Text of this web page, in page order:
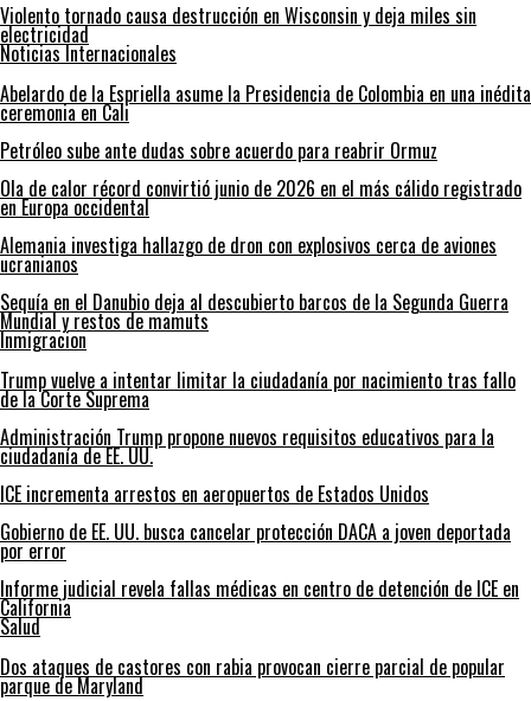
Violento tornado causa destrucción en Wisconsin y deja miles sin
electricidad
Noticias Internacionales
Abelardo de la Espriella asume la Presidencia de Colombia en una inédita
ceremonia en Cali
Petróleo sube ante dudas sobre acuerdo para reabrir Ormuz
Ola de calor récord convirtió junio de 2026 en el más cálido registrado
en Europa occidental
Alemania investiga hallazgo de dron con explosivos cerca de aviones
ucranianos
Sequía en el Danubio deja al descubierto barcos de la Segunda Guerra
Mundial y restos de mamuts
Inmigracion
Trump vuelve a intentar limitar la ciudadanía por nacimiento tras fallo
de la Corte Suprema
Administración Trump propone nuevos requisitos educativos para la
ciudadanía de EE. UU.
ICE incrementa arrestos en aeropuertos de Estados Unidos
Gobierno de EE. UU. busca cancelar protección DACA a joven deportada
por error
Informe judicial revela fallas médicas en centro de detención de ICE en
California
Salud
Dos ataques de castores con rabia provocan cierre parcial de popular
parque de Maryland